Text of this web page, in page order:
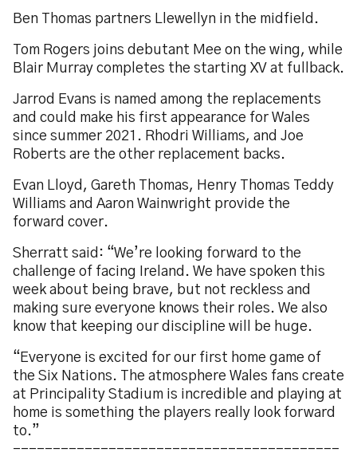
Ben Thomas partners Llewellyn in the midfield.
Tom Rogers joins debutant Mee on the wing, while
Blair Murray completes the starting XV at fullback.
Jarrod Evans is named among the replacements
and could make his first appearance for Wales
since summer 2021. Rhodri Williams, and Joe
Roberts are the other replacement backs.
Evan Lloyd, Gareth Thomas, Henry Thomas Teddy
Williams and Aaron Wainwright provide the
forward cover.
Sherratt said: “We’re looking forward to the
challenge of facing Ireland. We have spoken this
week about being brave, but not reckless and
making sure everyone knows their roles. We also
know that keeping our discipline will be huge.
“Everyone is excited for our first home game of
the Six Nations. The atmosphere Wales fans create
at Principality Stadium is incredible and playing at
home is something the players really look forward
to.”
-----------------------------------------